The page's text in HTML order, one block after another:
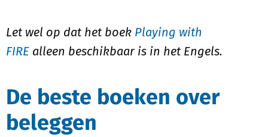
Let wel op dat het boek Playing with
FIRE alleen beschikbaar is in het Engels.
De beste boeken over
beleggen